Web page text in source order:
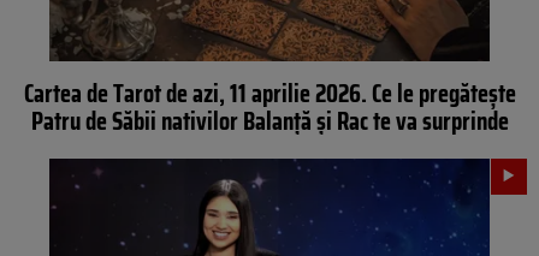
Cartea de Tarot de azi, 11 aprilie 2026. Ce le pregătește
Patru de Săbii nativilor Balanță și Rac te va surprinde